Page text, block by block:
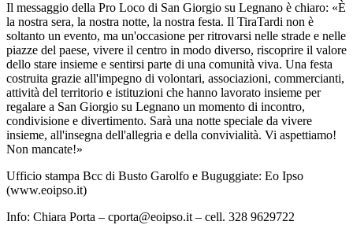
Il messaggio della Pro Loco di San Giorgio su Legnano è chiaro: «È
la nostra sera, la nostra notte, la nostra festa. Il TiraTardi non è
soltanto un evento, ma un'occasione per ritrovarsi nelle strade e nelle
piazze del paese, vivere il centro in modo diverso, riscoprire il valore
dello stare insieme e sentirsi parte di una comunità viva. Una festa
costruita grazie all'impegno di volontari, associazioni, commercianti,
attività del territorio e istituzioni che hanno lavorato insieme per
regalare a San Giorgio su Legnano un momento di incontro,
condivisione e divertimento. Sarà una notte speciale da vivere
insieme, all'insegna dell'allegria e della convivialità. Vi aspettiamo!
Non mancate!»
Ufficio stampa Bcc di Busto Garolfo e Buguggiate: Eo Ipso
(www.eoipso.it)
Info: Chiara Porta – cporta@eoipso.it – cell. 328 9629722